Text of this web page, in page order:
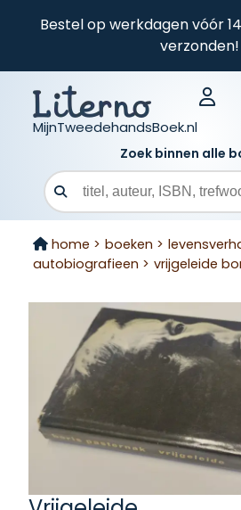
Bestel op werkdagen vóór
verzonden!
MijnTweedehandsBoek.nl
Zoek binnen alle
Zoekveld
home > boeken >
autobiografieen > vrijgeleide